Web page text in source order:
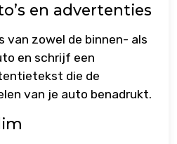
en advertenties
van zowel de binnen- als
en schrijf een
die de
van je auto benadrukt.